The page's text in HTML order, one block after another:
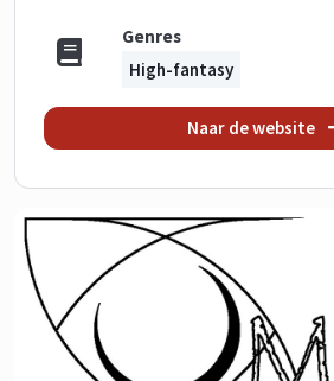
Genres
High-fantasy
Naar de website